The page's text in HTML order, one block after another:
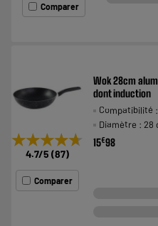
Comparer
★★★★★
★★★★★
4.7/5 (87)
Comparer
Wok 28cm
dont induction
Compatibilité
Diamètre : 28
15€98